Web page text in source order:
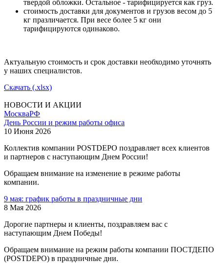
твердой обложки. Остальное - тарифицируется как груз.
стоимость доставки для документов и грузов весом до 5
кг празличается. При весе более 5 кг они
тарифицируются одинаково.
Актуальную стоимость и срок доставки необходимо уточнять
у наших специалистов.
Скачать (.xlsx)
НОВОСТИ И АКЦИИ
МоскваРФ
День России и режим работы офиса
10 Июня 2026
Коллектив компании POSTDEPO поздравляет всех клиентов
и партнеров с наступающим Днем России!
Обращаем внимание на изменение в режиме работы
компании.
9 мая: график работы в праздничные дни
8 Мая 2026
Дорогие партнеры и клиенты, поздравляем вас с
наступающим Днем Победы!
Обращаем внимание на режим работы компании ПОСТДЕПО
(POSTDEPO) в праздничные дни.